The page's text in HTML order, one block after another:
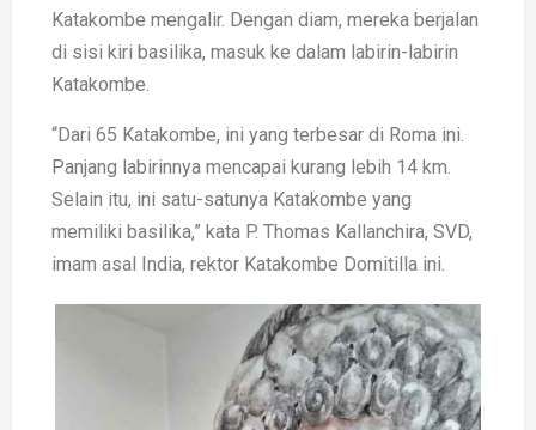
Katakombe mengalir. Dengan diam, mereka berjalan
di sisi kiri basilika, masuk ke dalam labirin-labirin
Katakombe.
“Dari 65 Katakombe, ini yang terbesar di Roma ini.
Panjang labirinnya mencapai kurang lebih 14 km.
Selain itu, ini satu-satunya Katakombe yang
memiliki basilika,” kata P. Thomas Kallanchira, SVD,
imam asal India, rektor Katakombe Domitilla ini.